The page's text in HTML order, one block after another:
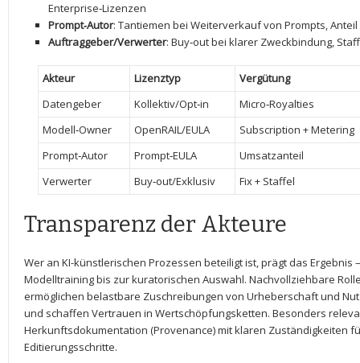
Enterprise‑Lizenzen
Prompt‑Autor: Tantiemen bei Weiterverkauf von Prompts,
Auftraggeber/Verwerter:‍ Buy‑out bei klarer Zweckbindung,
Akteur Lizenztyp
Vergütung
Datengeber
Kollektiv/Opt‑in
Micro‑Royalties
Modell‑Owner
OpenRAIL/EULA
Subscription + Metering
Prompt‑Autor
Prompt‑EULA
Umsatzanteil
Verwerter
Buy‑out/Exklusiv Fix + Staffel
Transparenz der Akteure
Wer an KI-künstlerischen Prozessen beteiligt ist, prägt das Ergebnis
Modelltraining bis zur ​kuratorischen Auswahl. Nachvollziehbare
ermöglichen belastbare Zuschreibungen von Urheberschaft und
und schaffen Vertrauen in Wertschöpfungsketten. Besonders
Herkunftsdokumentation (Provenance) mit klaren Zuständigkeiten
⁣Editierungsschritte.